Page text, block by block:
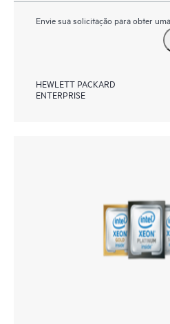
Envie sua solicitação para obter
HEWLETT PACKARD
ENTERPRISE